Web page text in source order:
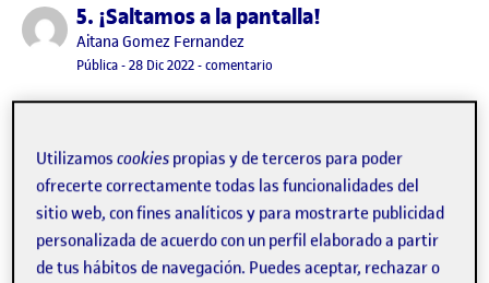
Publicado por5. ¡Saltamos a la pantalla!
Publicado por
Aitana Gomez Fernandez
Visibilidad:
Pública-Fecha de publicación
28 Dic 202229 diciembre, 2022 12:25 am
-comentario
No hay comentarios.
Lo siento, debes estarconectadopara publicar un
comentario.
Utilizamoscookies propias y de terceros para poder
ofrecerte correctamente todas las funcionalidades del
sitio web, con fines analíticos y para mostrarte publicidad
personalizada de acuerdo con un perfil elaborado a partir
de tus hábitos de navegación. Puedes aceptar, rechazar o